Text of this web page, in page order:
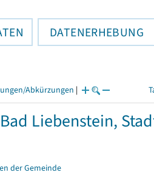
DATENERHEBUNG
Abkürzungen |
Liebenstein,
der Gemeinde